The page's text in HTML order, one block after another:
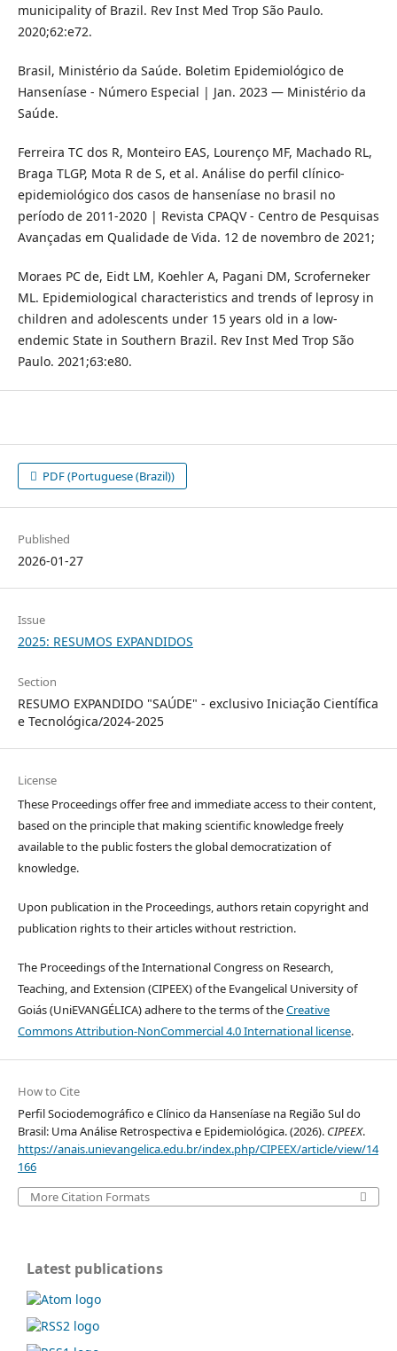
municipality of Brazil. Rev Inst Med Trop São Paulo.
2020;62:e72.
Brasil, Ministério da Saúde. Boletim Epidemiológico de
Hanseníase - Número Especial | Jan. 2023 — Ministério da
Saúde.
Ferreira TC dos R, Monteiro EAS, Lourenço MF, Machado RL,
Braga TLGP, Mota R de S, et al. Análise do perfil clínico-
epidemiológico dos casos de hanseníase no brasil no
período de 2011-2020 | Revista CPAQV - Centro de Pesquisas
Avançadas em Qualidade de Vida. 12 de novembro de 2021;
Moraes PC de, Eidt LM, Koehler A, Pagani DM, Scroferneker
ML. Epidemiological characteristics and trends of leprosy in
children and adolescents under 15 years old in a low-
endemic State in Southern Brazil. Rev Inst Med Trop São
Paulo. 2021;63:e80.
PDF (Portuguese (Brazil))
Published
2026-01-27
Issue
2025: RESUMOS EXPANDIDOS
Section
RESUMO EXPANDIDO "SAÚDE" - exclusivo Iniciação Científica
e Tecnológica/2024-2025
License
These Proceedings offer free and immediate access to their content,
based on the principle that making scientific knowledge freely
available to the public fosters the global democratization of
knowledge.
Upon publication in the Proceedings, authors retain copyright and
publication rights to their articles without restriction.
The Proceedings of the International Congress on Research,
Teaching, and Extension (CIPEEX) of the Evangelical University of
Goiás (UniEVANGÉLICA) adhere to the terms of theCreative
Commons Attribution-NonCommercial 4.0 International license.
How to Cite
Perfil Sociodemográfico e Clínico da Hanseníase na Região Sul do
Brasil: Uma Análise Retrospectiva e Epidemiológica. (2026). CIPEEX.
https://anais.unievangelica.edu.br/index.php/CIPEEX/article/view/14
166
More Citation Formats
Latest publications